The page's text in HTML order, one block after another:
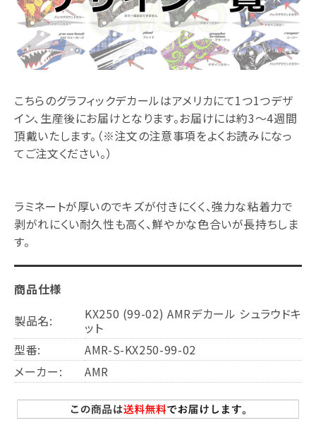
こちらのグラフィックデカールはアメリカにて1つ1つデザ
イン、生産後にお届けとなります。お届けには約3～4週間
頂戴いたします。（※注文の注意事項をよくお読みになっ
てご注文ください。）
ラミネートが厚いのでキズが付きにくく、強力な粘着力で
剥がれにくい耐久性も高く、鮮やかな色合いが長持ちしま
す。
商品仕様
製品名:
KX250 (99-02) AMRデカール シュラウドキ
ット
型番:
AMR-S-KX250-99-02
メーカー:
AMR